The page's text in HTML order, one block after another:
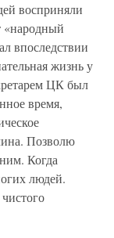
восприняли
«народный
впоследствии
жизнь у
ЦК был
время,
Позволю
Когда
людей.